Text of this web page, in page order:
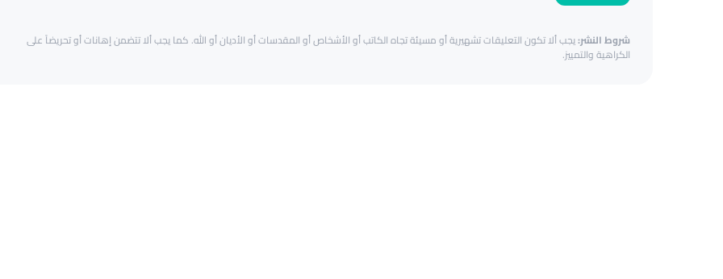
شروط النشر:يجب ألا تكون التعليقات تشهيرية أو مسيئة تجاه الكاتب أو الأشخاص أو المقدسات أو الأديان أو الله. كما يجب ألا تتضمن إهانات أو تحريضاً على
الكراهية والتمييز.